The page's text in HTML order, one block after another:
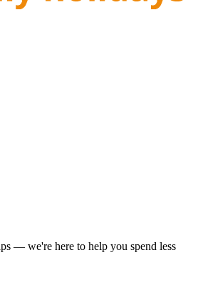
— we're here to help you spend less